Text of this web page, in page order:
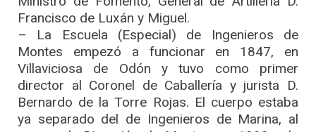
Francisco de Luxán y Miguel.
– La Escuela (Especial) de Ingenieros de
Montes empezó a funcionar en 1847, en
Villaviciosa de Odón y tuvo como primer
director al Coronel de Caballería y jurista D.
Bernardo de la Torre Rojas. El cuerpo estaba
ya separado del de Ingenieros de Marina, al